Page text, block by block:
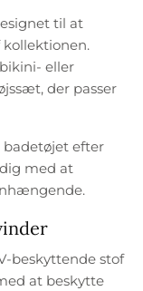
til at
eller
der passer
badetøjet efter
med at
beskyttende stof
at beskytte